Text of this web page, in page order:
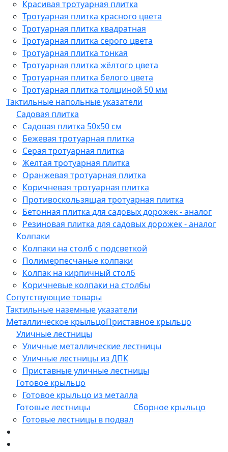
Красивая тротуарная плитка
Тротуарная плитка красного цвета
Тротуарная плитка квадратная
Тротуарная плитка серого цвета
Тротуарная плитка тонкая
Тротуарная плитка жёлтого цвета
Тротуарная плитка белого цвета
Тротуарная плитка толщиной 50 мм
Тактильные напольные указатели
Садовая плитка
Садовая плитка 50х50 см
Бежевая тротуарная плитка
Серая тротуарная плитка
Желтая тротуарная плитка
Оранжевая тротуарная плитка
Коричневая тротуарная плитка
Противоскользящая тротуарная плитка
Бетонная плитка для садовых дорожек - аналог
Резиновая плитка для садовых дорожек - аналог
Колпаки
Колпаки на столб с подсветкой
Полимерпесчаные колпаки
Колпак на кирпичный столб
Коричневые колпаки на столбы
Сопутствующие товары
Тактильные наземные указатели
Металлическое крыльцоПриставное крыльцо
Уличные лестницы
Уличные металлические лестницы
Уличные лестницы из ДПК
Приставные уличные лестницы
Готовое крыльцо
Готовое крыльцо из металла
Готовые лестницы
Готовые лестницы в подвал
Сборное крыльцо